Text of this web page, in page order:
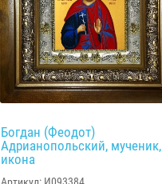
Богдан (Феодот)
Адрианопольский, мученик,
икона
Артикул: И093384